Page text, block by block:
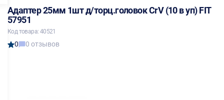
Адаптер 25мм 1шт д/торц.головок CrV (10 в уп) FIT
57951
Код товара: 40521
0 0 отзывов